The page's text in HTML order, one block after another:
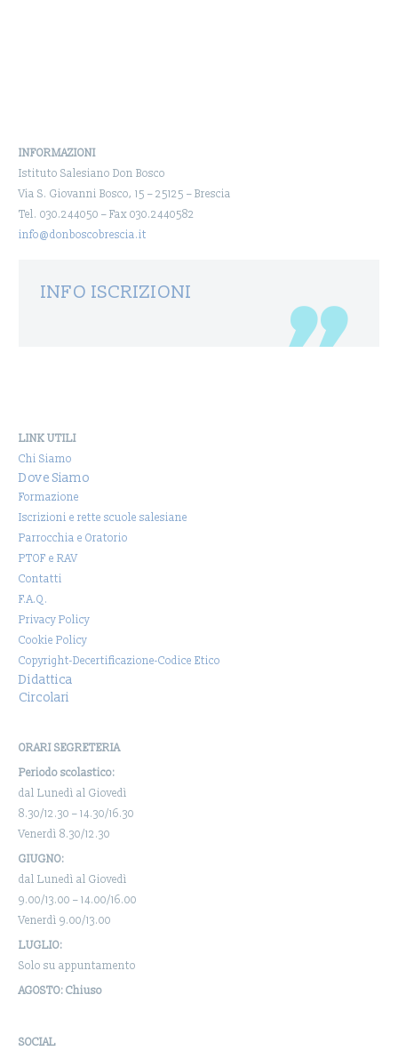
INFORMAZIONI
Istituto Salesiano Don Bosco
Via S. Giovanni Bosco, 15 – 25125 – Brescia
Tel. 030.244050 – Fax 030.2440582
info@donboscobrescia.it
INFO ISCRIZIONI
LINK UTILI
Chi Siamo
Dove Siamo
Formazione
Iscrizioni e rette scuole salesiane
Parrocchia e Oratorio
PTOF e RAV
Contatti
F.A.Q.
Privacy Policy
Cookie Policy
Copyright-Decertificazione-Codice Etico
Didattica
Circolari
ORARI SEGRETERIA
Periodo scolastico:
dal Lunedì al Giovedì
8.30/12.30 – 14.30/16.30
Venerdì 8.30/12.30
GIUGNO:
dal Lunedì al Giovedì
9.00/13.00 – 14.00/16.00
Venerdì 9.00/13.00
LUGLIO:
Solo su appuntamento
AGOSTO: Chiuso
SOCIAL